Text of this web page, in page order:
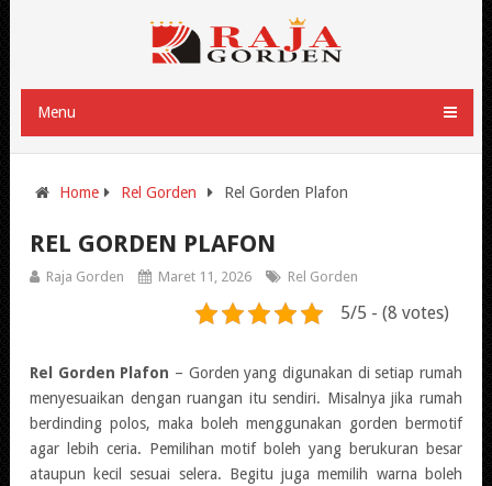
Menu
Home Rel Gorden Rel Gorden Plafon
REL GORDEN PLAFON
Raja Gorden Maret 11, 2026 Rel Gorden
5/5 - (8 votes)
Rel Gorden Plafon – Gorden yang digunakan di setiap rumah
menyesuaikan dengan ruangan itu sendiri. Misalnya jika rumah
berdinding polos, maka boleh menggunakan gorden bermotif
agar lebih ceria. Pemilihan motif boleh yang berukuran besar
ataupun kecil sesuai selera. Begitu juga memilih warna boleh